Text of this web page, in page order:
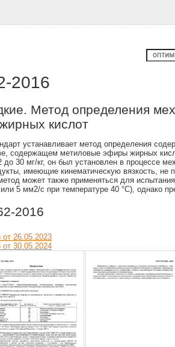
2016
Метод определения
кислот
устанавливает метод определения
содержащем метиловые эфиры жирных
30 мг/кг, он был установлен в процессе
имеющие кинематическую вязкость,
может также применяться для
5 мм2/с при температуре 40 °C), однако
2016
26.05.2023
30.05.2024